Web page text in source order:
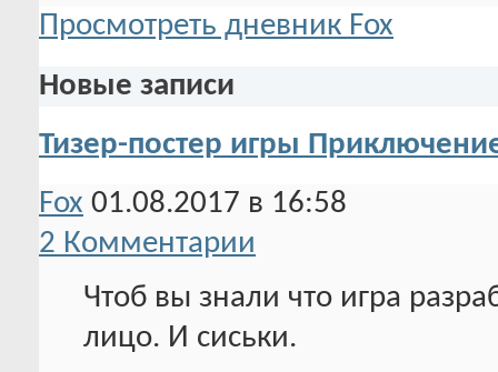
Просмотреть дневник Fox
Новые записи
Тизер-постер игры
Fox 01.08.2017 в 16:58
2 Комментарии
Чтоб вы знали что игра
лицо. И сиськи.